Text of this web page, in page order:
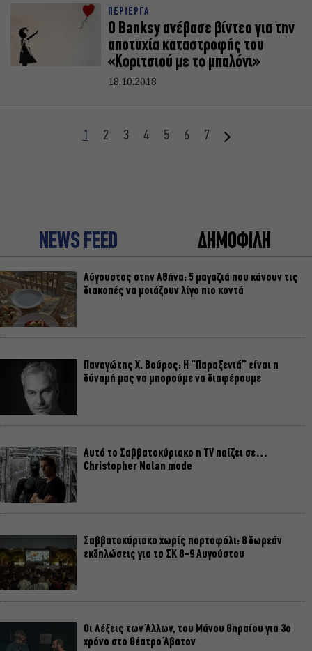
ΠΕΡΙΕΡΓΑ
Ο Banksy ανέβασε βίντεο για την
αποτυχία καταστροφής του
«Κοριτσιού με το μπαλόνι»
18.10.2018
1 2 3 4 5 6 7
NEWS FEED ΔΗΜΟΦΙΛΗ
Αύγουστος στην Αθήνα: 5 μαγαζιά που κάνουν τις
διακοπές να μοιάζουν λίγο πιο κοντά
Παναγώτης Χ. Βούρος: Η “Παραξενιά” είναι η
δύναμή μας να μπορούμε να διαφέρουμε
Αυτό το Σαββατοκύριακο η TV παίζει σε…
Christopher Nolan mode
Σαββατοκύριακο χωρίς πορτοφόλι: 8 δωρεάν
εκδηλώσεις για το ΣΚ 8-9 Αυγούστου
Οι Λέξεις των Άλλων, του Μάνου Θηραίου για 3ο
χρόνο στο Θέατρο Άβατον